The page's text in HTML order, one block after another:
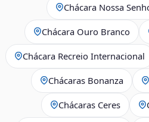
Chácara Nossa
Chácara Ouro Branco
Chácara Recreio Internacional
Chácaras Bonanza
Chácaras Ceres